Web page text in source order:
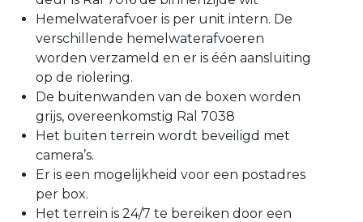
Hemelwaterafvoer is per unit intern. De
verschillende hemelwaterafvoeren
worden verzameld en er is één aansluiting
op de riolering.
De buitenwanden van de boxen worden
grijs, overeenkomstig Ral 7038
Het buiten terrein wordt beveiligd met
camera’s.
Er is een mogelijkheid voor een postadres
per box.
Het terrein is 24/7 te bereiken door een